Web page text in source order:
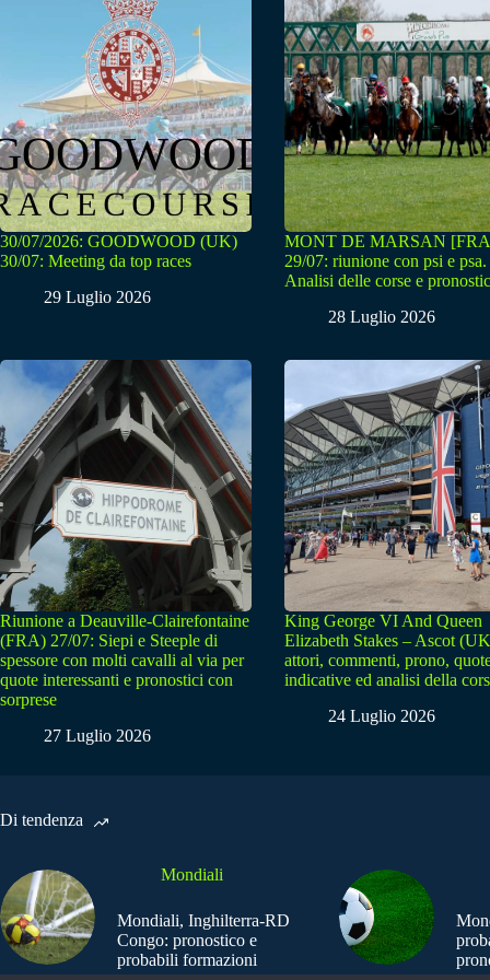
30/07/2026: GOODWOOD (UK)
30/07: Meeting da top races
29 Luglio 2026
MONT DE MARSAN
29/07: riunione con psi e psa.
Analisi delle corse e
28 Luglio 2026
Riunione a Deauville-Clairefontaine
(FRA) 27/07: Siepi e Steeple di
spessore con molti cavalli al via per
quote interessanti e pronostici con
sorprese
27 Luglio 2026
King George VI And Queen
Elizabeth Stakes – Ascot
attori, commenti, prono,
indicative ed analisi della
24 Luglio 2026
Di tendenza
Mondiali
Mondiali, Inghilterra-RD
Congo: pronostico e
probabili formazioni